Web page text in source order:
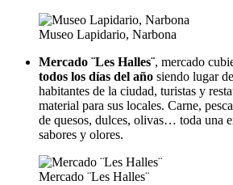
Museo Lapidario, Narbona
Mercado ¨Les Halles¨, mercado
todos los días del año siendo lugar
habitantes de la ciudad, turistas y
material para sus locales. Carne,
de quesos, dulces, olivas… toda una
sabores y olores.
Mercado ¨Les Halles¨